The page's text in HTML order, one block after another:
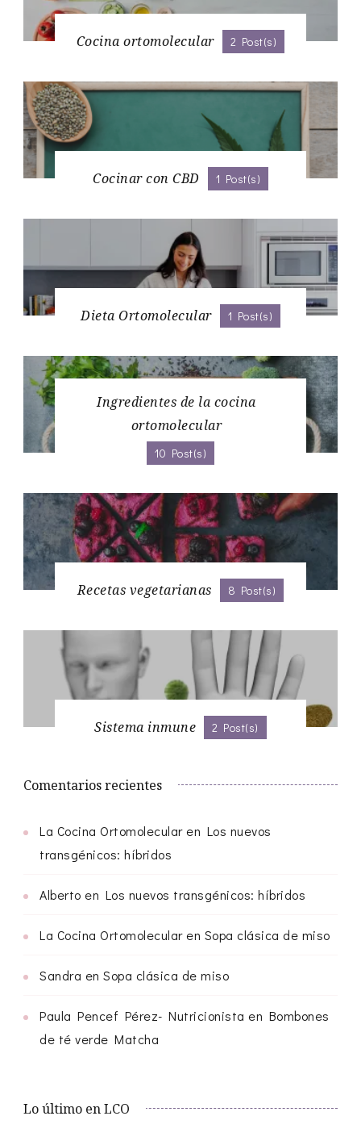
Cocina ortomolecular 2 Post(s)
Cocinar con CBD 1 Post(s)
Dieta Ortomolecular 1 Post(s)
Ingredientes de la cocina
ortomolecular
10 Post(s)
Recetas vegetarianas 8 Post(s)
Sistema inmune 2 Post(s)
Comentarios recientes
La Cocina Ortomolecularen Los nuevos
transgénicos: híbridos
Alberto en Los nuevos transgénicos: híbridos
La Cocina Ortomolecularen Sopa clásica de miso
Sandra en Sopa clásica de miso
Paula Pencef Pérez- Nutricionista en Bombones
de té verde Matcha
Lo último en LCO